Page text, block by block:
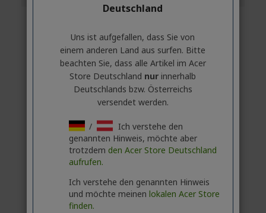
Deutschland
Uns ist aufgefallen, dass Sie von
einem anderen Land aus surfen. Bitte
beachten Sie, dass alle Artikel im Acer
Store Deutschland nur innerhalb
Deutschlands bzw. Österreichs
versendet werden.
/
Ich verstehe den
genannten Hinweis, möchte aber
trotzdem den Acer Store Deutschland
aufrufen.
Ich verstehe den genannten Hinweis
und möchte meinen lokalen Acer Store
finden.